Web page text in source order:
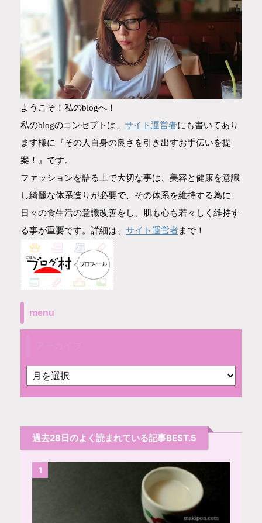
ようこそ！私のblogへ！
私のblogのコンセプトは、 サイト運営者にも書いてあり
ます様に『その人自身の良さを引き出すお手伝いを提
案！』です。
ファッションを語る上で大切な事は、美容と健康を意識
し綺麗な体系造りが必要で、その体系を維持する為に、
日々の食生活の意識改善をし、肌も心も若々しく維持す
る事が重要です。詳細は、 サイト運営者まで！
menu
過去28日のよく読まれている記事BEST.5
1